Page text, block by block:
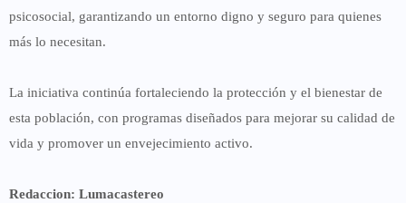
psicosocial, garantizando un entorno digno y seguro para quienes
más lo necesitan.
La iniciativa continúa fortaleciendo la protección y el bienestar de
esta población, con programas diseñados para mejorar su calidad de
vida y promover un envejecimiento activo.
Redaccion: Lumacastereo